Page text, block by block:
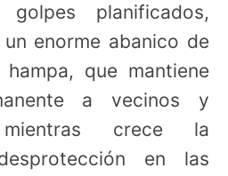
planificados,
enorme abanico de
que mantiene
a vecinos y
mientras crece la
en las